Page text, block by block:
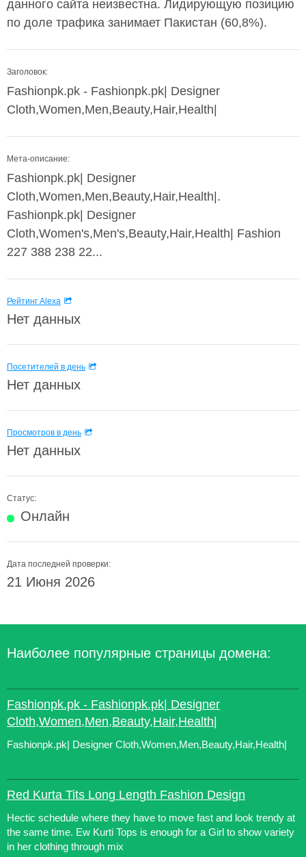
данного сайта неизвестна. Лидирующую позицию
по доле трафика занимает Пакистан (60,8%).
Заголовок:
Fashionpk.pk - Fashionpk.pk| Designer
Cloth,Women,Men,Beauty,Hair,Health|
Мета-описание:
Fashionpk.pk| Designer
Cloth,Women,Men,Beauty,Hair,Health|.
Fashionpk.pk| Designer
Cloth,Women's,Men's,Beauty,Hair,Health| Fashion
227 388 238 22...
Рейтинг Alexa
Нет данных
Посетителей в день
Нет данных
Просмотров в день
Нет данных
Статус:
Онлайн
Дата последней проверки:
21 Июня 2026
Наиболее популярные страницы домена:
Fashionpk.pk - Fashionpk.pk| Designer
Cloth,Women,Men,Beauty,Hair,Health|
Fashionpk.pk| Designer Cloth,Women,Men,Beauty,Hair,Health|
Red Kurta Tits Long Length Fashion Design
Hectic schedule where they have to move fast and look trendy at
the same time. Ew Kurti Tops is enough for a Girl to show variety
in her clothing through mix